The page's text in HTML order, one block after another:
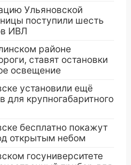
Ульяновской
поступили шесть
ИВЛ
районе
ставят остановки
освещение
установили ещё
для крупногабаритного
бесплатно покажут
открытым небом
госуниверситете